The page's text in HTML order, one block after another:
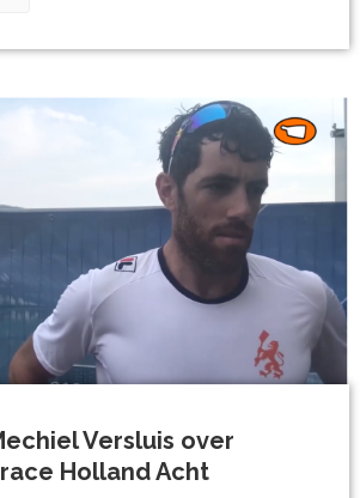
Versluis over
Holland Acht